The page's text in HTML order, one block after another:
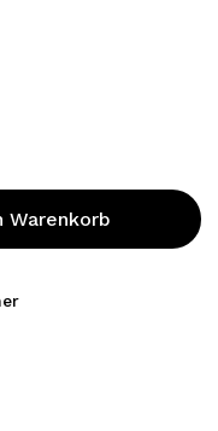
Warenkorb